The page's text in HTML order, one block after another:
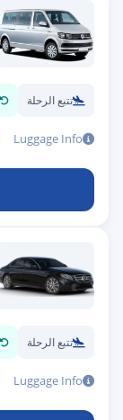
تتبع الرحلة
Luggage Info
تتبع الرحلة
Luggage Info